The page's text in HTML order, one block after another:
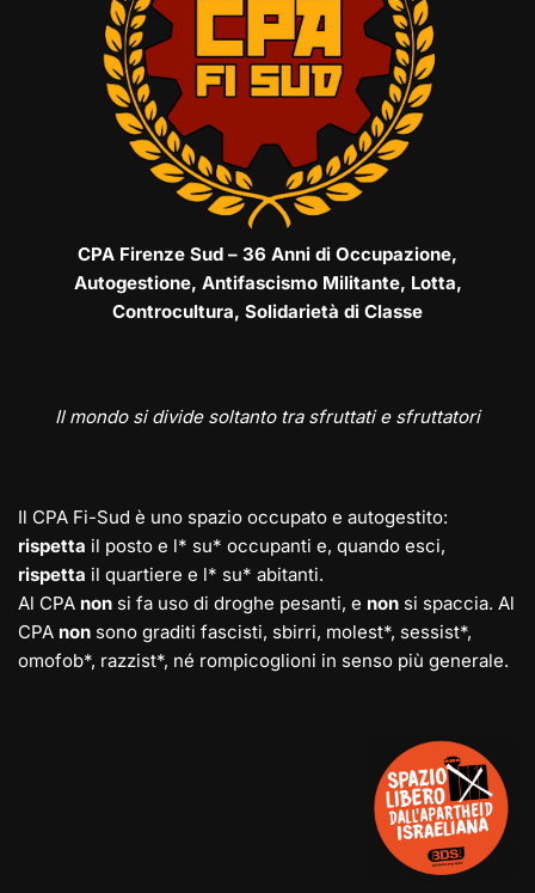
CPA Firenze Sud – 36 Anni di Occupazione,
Autogestione, Antifascismo Militante, Lotta,
Controcultura, Solidarietà di Classe
Il mondo si divide soltanto tra sfruttati e sfruttatori
Il CPA Fi-Sud è uno spazio occupato e autogestito:
rispetta il posto e l* su* occupanti e, quando esci,
rispetta il quartiere e l* su* abitanti.
Al CPA non si fa uso di droghe pesanti, e non si spaccia. Al
CPA non sono graditi fascisti, sbirri, molest*, sessist*,
omofob*, razzist*, né rompicoglioni in senso più generale.